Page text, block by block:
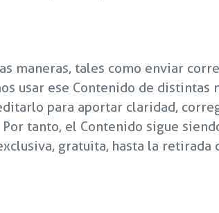
maneras, tales como enviar
usar ese Contenido de
para aportar claridad,
tanto, el Contenido sigue
gratuita, hasta la